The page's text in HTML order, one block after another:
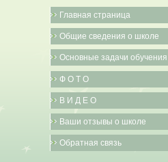
Главная страница
Общие сведения о школе
Основные задачи обучения
Ф О Т О
В И Д Е О
Ваши отзывы о школе
Обратная связь